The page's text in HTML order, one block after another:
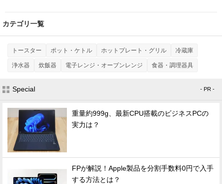
カテゴリ一覧
トースター ポット・ケトル ホットプレート・グリル 冷蔵庫
浄水器 炊飯器 電子レンジ・オーブンレンジ 食器・調理器具
Special - PR -
重量約999g、最新CPU搭載のビジネスPCの
実力は？
FPが解説！Apple製品を分割手数料0円で入手
する方法とは？